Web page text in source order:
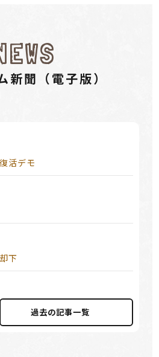
新聞（電⼦版）
活デモ
下
過去の記事⼀覧